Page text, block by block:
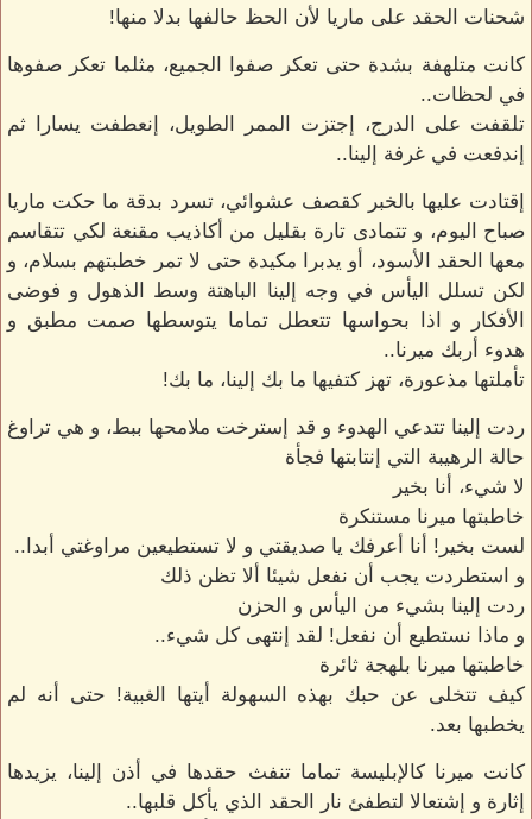
شحنات الحقد على ماريا لأن الحظ حالفها بدلا منها!
كانت متلهفة بشدة حتى تعكر صفوا الجميع، مثلما تعكر صفوها
في لحظات..
تلقفت على الدرج، إجتزت الممر الطويل، إنعطفت يسارا ثم
إندفعت في غرفة إلينا..
إقتادت عليها بالخبر كقصف عشوائي، تسرد بدقة ما حكت ماريا
صباح اليوم، و تتمادى تارة بقليل من أكاذيب مقنعة لكي تتقاسم
معها الحقد الأسود، أو يدبرا مكيدة حتى لا تمر خطبتهم بسلام، و
لكن تسلل اليأس في وجه إلينا الباهتة وسط الذهول و فوضى
الأفكار و اذا بحواسها تتعطل تماما يتوسطها صمت مطبق و
هدوء أربك ميرنا..
تأملتها مذعورة، تهز كتفيها ما بك إلينا، ما بك!
ردت إلينا تتدعي الهدوء و قد إسترخت ملامحها ببط، و هي تراوغ
حالة الرهيبة التي إنتابتها فجأة
لا شيء، أنا بخير
خاطبتها ميرنا مستنكرة
لست بخير! أنا أعرفك يا صديقتي و لا تستطيعين مراوغتي أبدا..
و استطردت يجب أن نفعل شيئا ألا تظن ذلك
ردت إلينا بشيء من اليأس و الحزن
و ماذا نستطيع أن نفعل! لقد إنتهى كل شيء..
خاطبتها ميرنا بلهجة ثائرة
كيف تتخلى عن حبك بهذه السهولة أيتها الغبية! حتى أنه لم
يخطبها بعد.
كانت ميرنا كالإبليسة تماما تنفث حقدها في أذن إلينا، يزيدها
إثارة و إشتعالا لتطفئ نار الحقد الذي يأكل قلبها..